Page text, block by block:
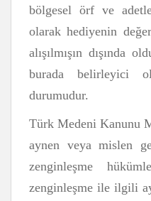
bölgesel örf ve
olarak hediyenin
alışılmışın dışında
burada belirleyici
durumudur.
Türk Medeni Kanunu
aynen veya mislen
zenginleşme
zenginleşme ile ilgili